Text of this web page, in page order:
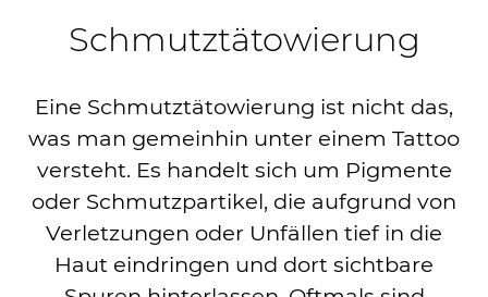
Schmutztätowierung
Eine Schmutztätowierung ist nicht das,
was man gemeinhin unter einem Tattoo
versteht. Es handelt sich um Pigmente
oder Schmutzpartikel, die aufgrund von
Verletzungen oder Unfällen tief in die
Haut eindringen und dort sichtbare